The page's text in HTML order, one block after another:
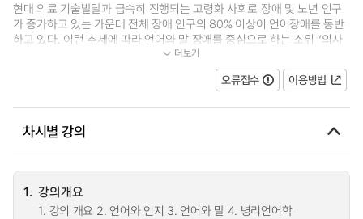
현대 의료 기술발달과 급속히 진행되는 고령화 사회로 장애 및 노년 인구
가 증가하고 있는 가운데 전체 장애 인구의 80% 이상이 언어장애를 동반
하고 있다. 이런 추세에 따라 언어와 말 장애를 중심으로 하는 소위 “의사
소통장애(Communication Disorders)”...
더보기
오류접수 이용방법
차시별 강의
1. 강의개요
1. 강의 개요 2. 언어와 인지 3. 언어와 말 4. 병리언어학